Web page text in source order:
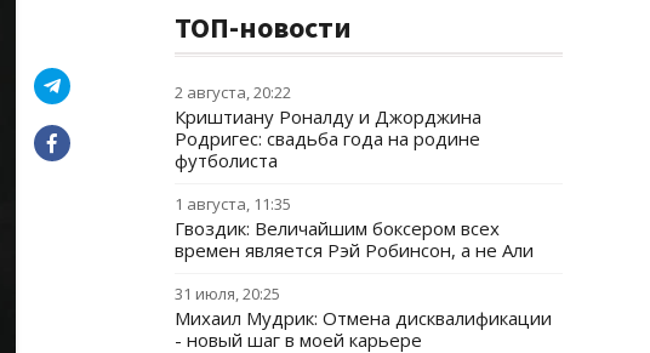
ТОП-новости
2 августа, 20:22
Криштиану Роналду и Джорджина
Родригес: свадьба года на родине
футболиста
1 августа, 11:35
Гвоздик: Величайшим боксером всех
времен является Рэй Робинсон, а не Али
31 июля, 20:25
Михаил Мудрик: Отмена дисквалификации
- новый шаг в моей карьере